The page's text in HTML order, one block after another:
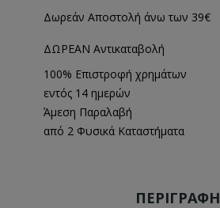
Δωρεάν Αποστολή άνω των 39€
ΔΩΡΕΑΝ Αντικαταβολή
100% Επιστροφή χρημάτων
εντός 14 ημερών
Άμεση Παραλαβή
από 2 Φυσικά Καταστήματα
ΠΕΡΙΓΡΑΦΉ